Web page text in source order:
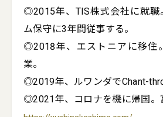
◎2015年、TIS株式会社に就職
ム保守に3年間従事する。
◎2018年、エストニアに移住
業。
◎2019年、ルワンダでChant-
◎2021年、コロナを機に帰国。